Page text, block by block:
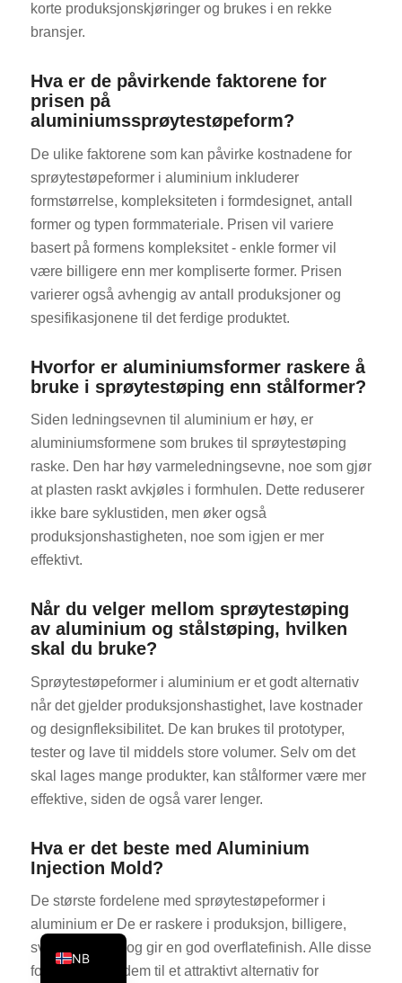
korte produksjonskjøringer og brukes i en rekke
bransjer.
Hva er de påvirkende faktorene for
prisen på
aluminiumssprøytestøpeform?
De ulike faktorene som kan påvirke kostnadene for
sprøytestøpeformer i aluminium inkluderer
formstørrelse, kompleksiteten i formdesignet, antall
former og typen formmateriale. Prisen vil variere
basert på formens kompleksitet - enkle former vil
være billigere enn mer kompliserte former. Prisen
varierer også avhengig av antall produksjoner og
spesifikasjonene til det ferdige produktet.
Hvorfor er aluminiumsformer raskere å
bruke i sprøytestøping enn stålformer?
Siden ledningsevnen til aluminium er høy, er
aluminiumsformene som brukes til sprøytestøping
raske. Den har høy varmeledningsevne, noe som gjør
at plasten raskt avkjøles i formhulen. Dette reduserer
ikke bare syklustiden, men øker også
produksjonshastigheten, noe som igjen er mer
effektivt.
Når du velger mellom sprøytestøping
av aluminium og stålstøping, hvilken
skal du bruke?
Sprøytestøpeformer i aluminium er et godt alternativ
når det gjelder produksjonshastighet, lave kostnader
og designfleksibilitet. De kan brukes til prototyper,
tester og lave til middels store volumer. Selv om det
skal lages mange produkter, kan stålformer være mer
effektive, siden de også varer lenger.
Hva er det beste med Aluminium
Injection Mold?
De største fordelene med sprøytestøpeformer i
aluminium er De er raskere i produksjon, billigere,
svært allsidige og gir en god overflatefinish. Alle disse
fordelene gjør dem til et attraktivt alternativ for
NB
EN
IT
FR
RU
NL
PL
TR
AR
JA
KO
CS
DA
FI
SV
HU
RO